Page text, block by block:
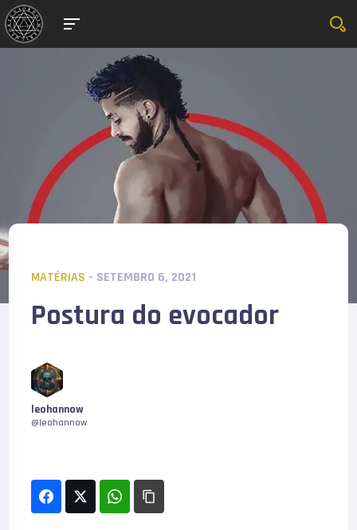
MATÉRIAS - SETEMBRO 6, 2021
Postura do evocador
leohannow
@leohannow